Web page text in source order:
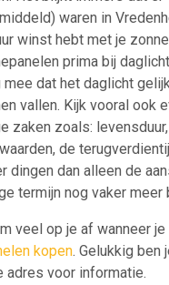
waren in
winst hebt met je
prima bij
dat het daglicht
vallen. Kijk vooral ook
zaken zoals: levensduur,
de
dingen dan alleen de
termijn nog vaker meer
veel op je af wanneer
kopen. Gelukkig ben
adres voor informatie.